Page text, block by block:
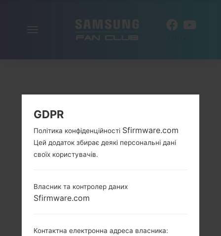
GDPR
Політика конфіденційності Sfirmware.com
Цей додаток збирає деякі персональні дані
своїх користувачів.
Власник та контролер даних
Sfirmware.com
Контактна електронна адреса власника: